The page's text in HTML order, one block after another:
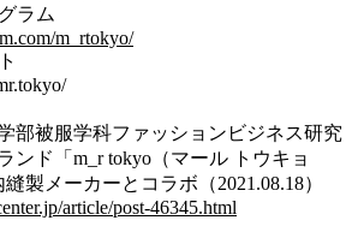
ラム
m_rtokyo/
部被服学科ファッションビジネス研究
ンド「m_r tokyo（マール トウキョ
製メーカーとコラボ（2021.08.18）
article/post-46345.html